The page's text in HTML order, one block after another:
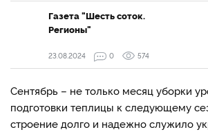
Газета "Шесть соток.
Регионы"
23.08.2024
0 574
Сентябрь – не только месяц уборки
подготовки теплицы к следующему
строение долго и надежно служило